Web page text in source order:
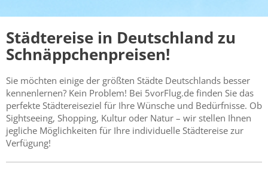
Städtereise in Deutschland zu
Schnäppchenpreisen!
Sie möchten einige der größten Städte Deutschlands besser
kennenlernen? Kein Problem! Bei 5vorFlug.de finden Sie das
perfekte Städtereiseziel für Ihre Wünsche und Bedürfnisse. Ob
Sightseeing, Shopping, Kultur oder Natur – wir stellen Ihnen
jegliche Möglichkeiten für Ihre individuelle Städtereise zur
Verfügung!